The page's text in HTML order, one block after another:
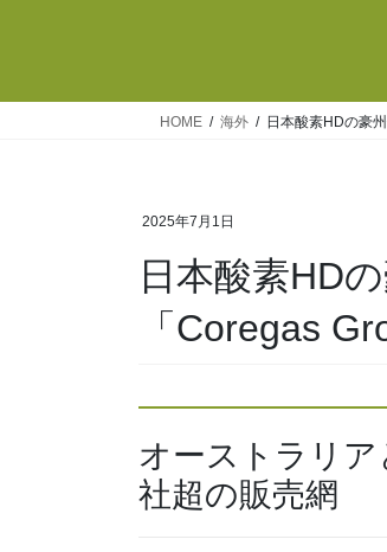
HOME 海外 日本酸素HDの豪
2025年7月1日
日本酸素HD
「Coregas
オーストラリ
社超の販売網